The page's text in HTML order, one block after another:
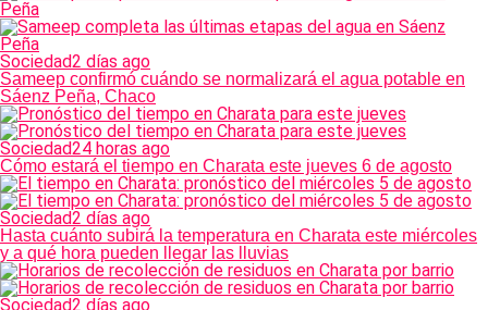
Sociedad2 días ago
Sameep confirmó cuándo se normalizará el agua potable en
Sáenz Peña, Chaco
Sociedad24 horas ago
Cómo estará el tiempo en Charata este jueves 6 de agosto
Sociedad2 días ago
Hasta cuánto subirá la temperatura en Charata este miércoles
y a qué hora pueden llegar las lluvias
Sociedad2 días ago